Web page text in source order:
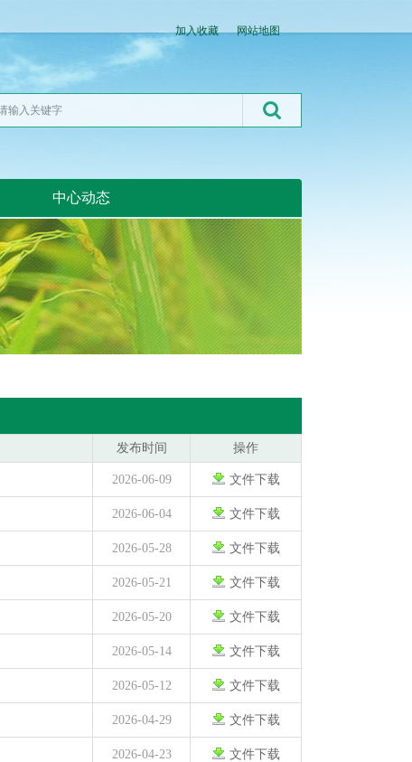
加入收藏 网站地图
中心动态
湖北粮网:湖北粮网
发布时间 操作
2026-06-09 文件下载
2026-06-04 文件下载
2026-05-28 文件下载
2026-05-21 文件下载
2026-05-20 文件下载
2026-05-14 文件下载
2026-05-12 文件下载
2026-04-29 文件下载
2026-04-23 文件下载